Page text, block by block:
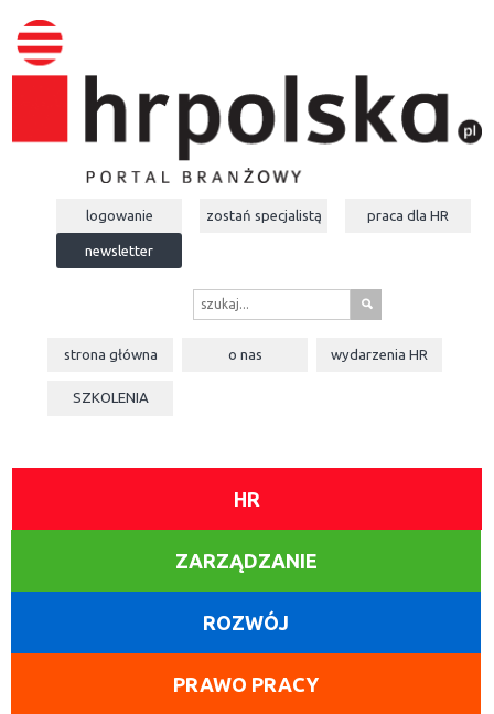
logowanie zostań specjalistą praca dla HR
newsletter
s
strona główna o nas wydarzeniaHR
SZKOLENIA
HR
ZARZĄDZANIE
ROZWÓJ
PRAWO PRACY